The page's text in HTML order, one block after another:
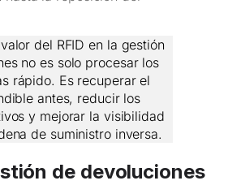
del RFID en la gestión
no es solo procesar los
rápido. Es recuperar el
antes, reducir los
y mejorar la visibilidad
de suministro inversa.
de devoluciones